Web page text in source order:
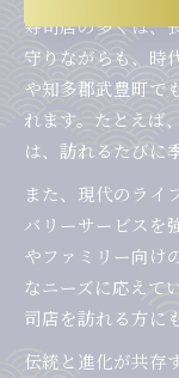
寿司店の多くは、
守りながらも、時
や知多郡武豊町で
れます。たとえば
は、訪れるたびに
また、現代のライ
バリーサービスを
やファミリー向け
なニーズに応えて
司店を訪れる方に
伝統と進化が共存